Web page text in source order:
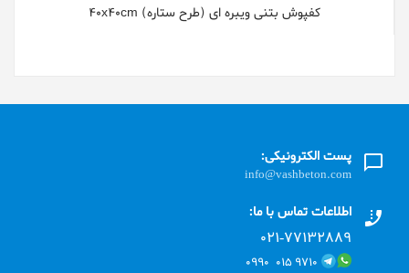
کفپوش بتنی ویبره ای (طرح ستاره) 40x40cm
پست الکترونیکی:
info@vashbeton.com
اطلاعات تماس با ما:
۰۲۱-۷۷۱٣۲۸۸۹
۹۷۱۰ ۰۱۵ ۰۹۹۰